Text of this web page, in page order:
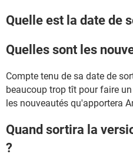
Quelle est la date de
Quelles sont les
Compte tenu de sa date de
beaucoup trop tît pour faire
les nouveautés qu'apportera
Quand sortira la
?